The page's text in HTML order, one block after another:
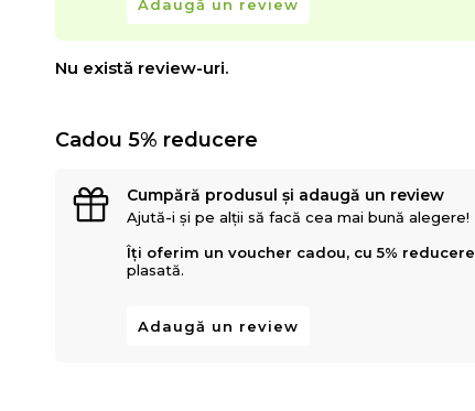
Adaugă un review
Nu există review-uri.
Cadou 5% reducere
Cumpără produsul și adaugă un review
Ajută-i și pe alții să facă cea mai bună alegere!
Îți oferim un voucher cadou, cu 5% reducere
plasată.
Adaugă un review